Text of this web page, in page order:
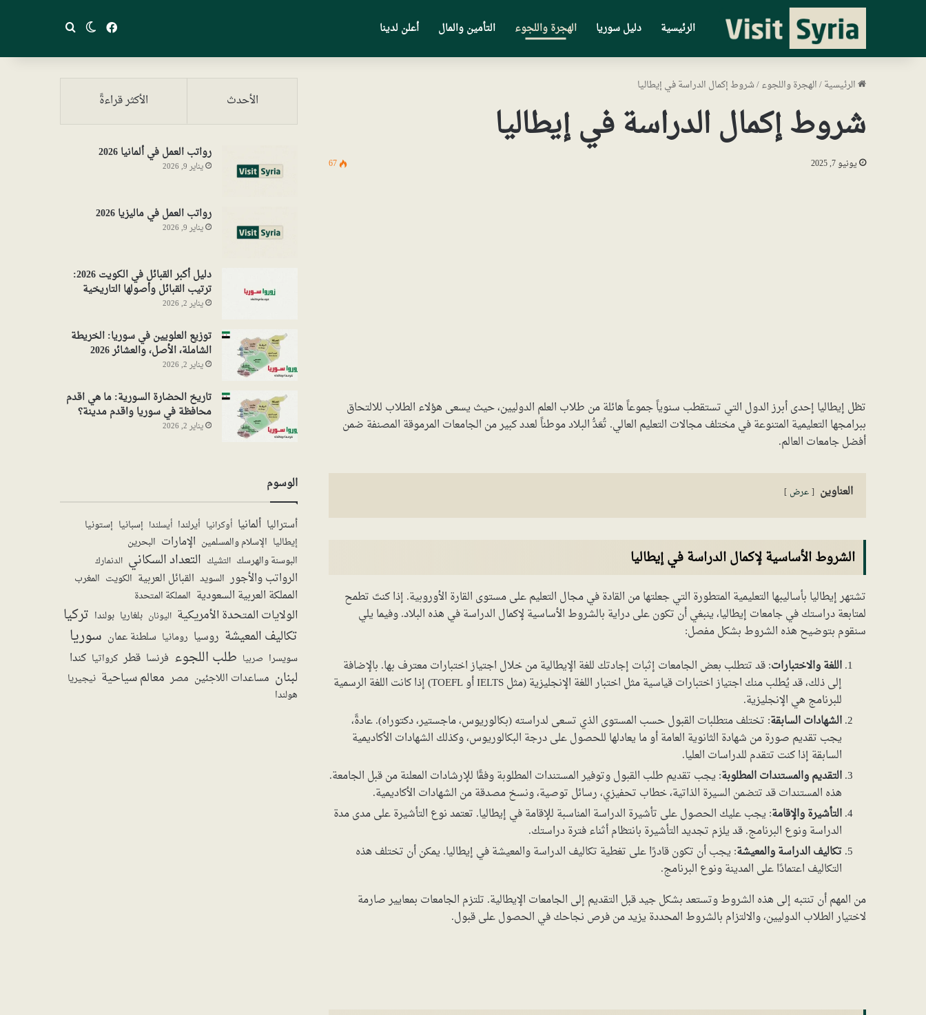
الرئيسية دليل سوريا الهجرة واللجوء التأمين والمال أعلن لدينا فيسبوكالوضع المظلم
بحث عن
الرئيسية/الهجرة واللجوء/شروط إكمال الدراسة في إيطاليا
شروط إكمال الدراسة في إيطاليا
يونيو 7, 2025 67
تظل إيطاليا إحدى أبرز الدول التي تستقطب سنوياً جموعاً هائلة من طلاب العلم الدوليين، حيث يسعى هؤلاء الطلاب للالتحاق
ببرامجها التعليمية المتنوعة في مختلف مجالات التعليم العالي. تُعَدُّ البلاد موطناً لعدد كبير من الجامعات المرموقة المصنفة ضمن
أفضل جامعات العالم.
العناوين عرض
الشروط الأساسية لإكمال الدراسة في إيطاليا
تشتهر إيطاليا بأساليبها التعليمية المتطورة التي جعلتها من القادة في مجال التعليم على مستوى القارة الأوروبية. إذا كنتَ تطمح
لمتابعة دراستك في جامعات إيطاليا، ينبغي أن تكون على دراية بالشروط الأساسية لإكمال الدراسة في هذه البلاد. وفيما يلي
سنقوم بتوضيح هذه الشروط بشكل مفصل:
اللغة والاختبارات: قد تتطلب بعض الجامعات إثبات إجادتك للغة الإيطالية من خلال اجتياز اختبارات معترف بها. بالإضافة
إلى ذلك، قد يُطلب منك اجتياز اختبارات قياسية مثل اختبار اللغة الإنجليزية (مثل IELTS أو TOEFL) إذا كانت اللغة الرسمية
للبرنامج هي الإنجليزية.
الشهادات السابقة: تختلف متطلبات القبول حسب المستوى الذي تسعى لدراسته (بكالوريوس، ماجستير، دكتوراه). عادةً،
يجب تقديم صورة من شهادة الثانوية العامة أو ما يعادلها للحصول على درجة البكالوريوس، وكذلك الشهادات الأكاديمية
السابقة إذا كنت تتقدم للدراسات العليا.
التقديم والمستندات المطلوبة: يجب تقديم طلب القبول وتوفير المستندات المطلوبة وفقًا للإرشادات المعلنة من قبل الجامعة.
هذه المستندات قد تتضمن السيرة الذاتية، خطاب تحفيزي، رسائل توصية، ونسخ مصدقة من الشهادات الأكاديمية.
التأشيرة والإقامة: يجب عليك الحصول على تأشيرة الدراسة المناسبة للإقامة في إيطاليا. تعتمد نوع التأشيرة على مدى مدة
الدراسة ونوع البرنامج. قد يلزم تجديد التأشيرة بانتظام أثناء فترة دراستك.
تكاليف الدراسة والمعيشة: يجب أن تكون قادرًا على تغطية تكاليف الدراسة والمعيشة في إيطاليا. يمكن أن تختلف هذه
التكاليف اعتمادًا على المدينة ونوع البرنامج.
من المهم أن تنتبه إلى هذه الشروط وتستعد بشكل جيد قبل التقديم إلى الجامعات الإيطالية. تلتزم الجامعات بمعايير صارمة
لاختيار الطلاب الدوليين، والالتزام بالشروط المحددة يزيد من فرص نجاحك في الحصول على قبول.
الأحدث الأكثر قراءةً
رواتب العمل في ألمانيا 2026
يناير 9, 2026
رواتب العمل في ماليزيا 2026
يناير 9, 2026
دليل أكبر القبائل في الكويت 2026:
ترتيب القبائل وأصولها التاريخية
يناير 2, 2026
توزيع العلويين في سوريا: الخريطة
الشاملة، الأصل، والعشائر 2026
يناير 2, 2026
تاريخ الحضارة السورية: ما هي اقدم
محافظة في سوريا واقدم مدينة؟
يناير 2, 2026
الوسوم
أستراليا ألمانيا أوكرانيا أيرلندا أيسلندا إسبانيا إستونيا
إيطاليا الإسلام والمسلمين الإمارات البحرين
البوسنة والهرسك التشيك التعداد السكاني الدنمارك
الرواتب والأجور السويد القبائل العربية الكويت المغرب
المملكة العربية السعودية المملكة المتحدة
الولايات المتحدة الأمريكية اليونان بلغاريا بولندا تركيا
تكاليف المعيشة روسيا رومانيا سلطنة عمان سوريا
سويسرا صربيا طلب اللجوء فرنسا قطر كرواتيا كندا
لبنان مساعدات اللاجئين مصر معالم سياحية نيجيريا
هولندا